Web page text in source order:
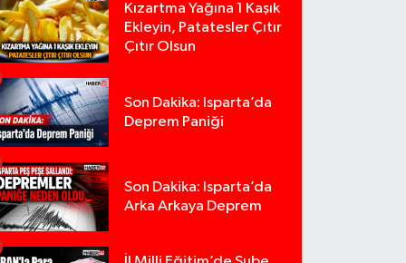
Kızartma Yağına 1 Kaşık
Ekleyin, Patatesler Çıtır
Çıtır Olsun
Son Dakika: Isparta’da
Deprem Paniği
Son Dakika: Isparta’da
Arka Arkaya Deprem